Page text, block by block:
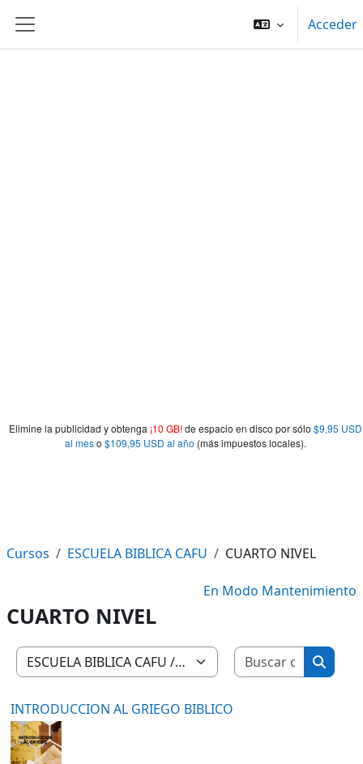
Elimine la publicidad y obtenga ¡10 GB!de espacio en disco por sólo $9,95 USD
al meso $109,95 USD al año (más impuestos locales).
Panel lateral
Acceder
Cursos ESCUELA BIBLICA CAFU CUARTO NIVEL
En Modo Mantenimiento
CUARTO NIVEL
Categorías
Buscar
INTRODUCCION AL GRIEGO BIBLICO